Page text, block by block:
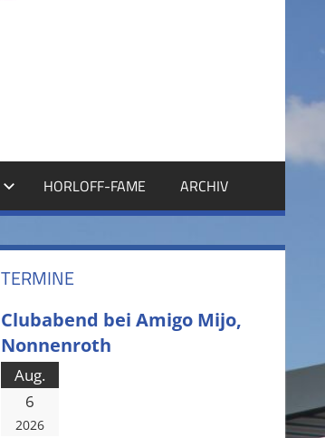
HORLOFF-FAME ARCHIV
TERMINE
Clubabend bei Amigo Mijo,
Nonnenroth
Aug.
6
2026